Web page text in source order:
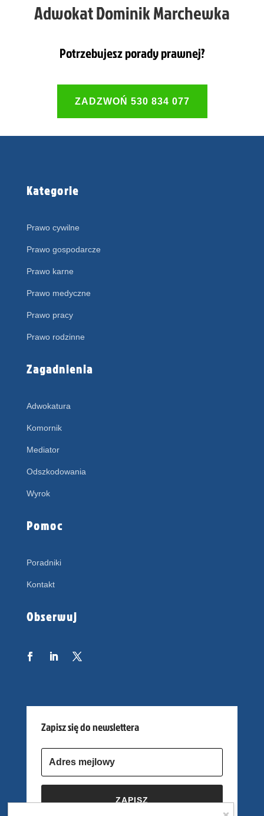
Adwokat Dominik Marchewka
Potrzebujesz porady prawnej?
ZADZWOŃ 530 834 077
Kategorie
Prawo cywilne
Prawo gospodarcze
Prawo karne
Prawo medyczne
Prawo pracy
Prawo rodzinne
Zagadnienia
Adwokatura
Komornik
Mediator
Odszkodowania
Wyrok
Pomoc
Poradniki
Kontakt
Obserwuj
Zapisz się do newslettera
ZAPISZ